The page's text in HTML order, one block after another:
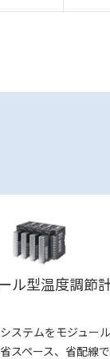
ル型温度調節
ステムをモジュー
スペース、省配線